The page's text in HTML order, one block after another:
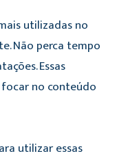
utilizadas no
Não perca tempo
Essas
no conteúdo
utilizar essas